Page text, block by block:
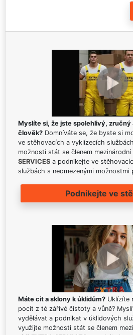
Myslíte si, že jste spolehlivý,
člověk? Domníváte se, že byste si
ve stěhovacích a vyklízecích
možnosti stát se členem
SERVICES a podnikejte ve
službách s neomezenými možnostmi
Podnikejte ve
Máte cit a sklony k úklidům? Uklízíte
pocit z té zářivé čistoty a vůně?
vydělávat a podnikat v úklidových
využijte možnosti stát se členem